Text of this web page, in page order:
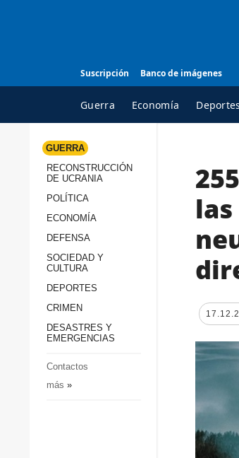
Suscripción Banco de imágenes
Guerra Economía Deportes
TODAS LAS
Reconstrucción de
Sociedad y Cultura
Desastres y emergencias
GUERRA
RECONSTRUCCIÓN
DE UCRANIA
POLÍTICA
ECONOMÍA
DEFENSA
SOCIEDAD Y
CULTURA
DEPORTES
CRIMEN
DESASTRES Y
EMERGENCIAS
Contactos
más »